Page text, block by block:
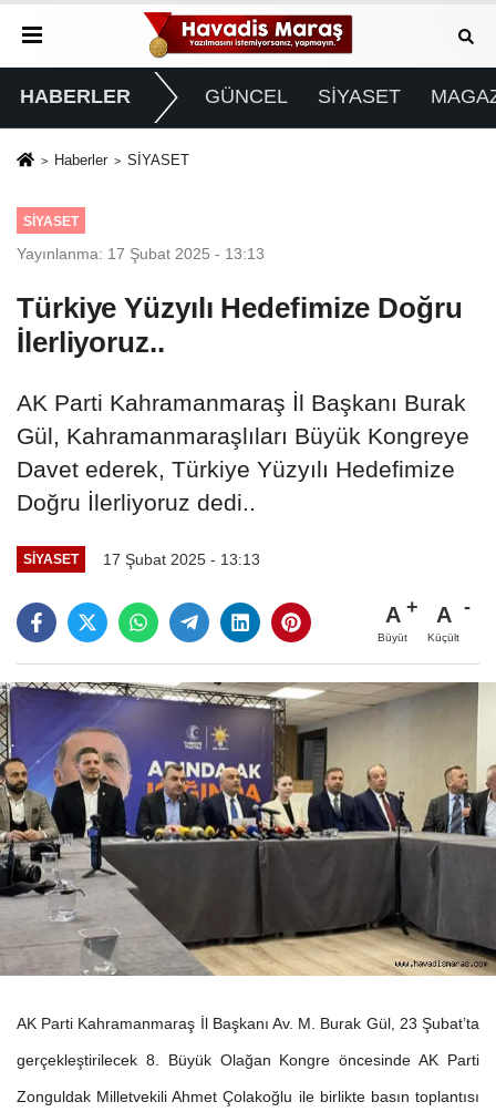
HABERLER GÜNCEL SİYASET
Haberler SİYASET
SİYASET
Yayınlanma: 17 Şubat 2025 - 13:13
Türkiye Yüzyılı Hedefimize Doğru
İlerliyoruz..
AK Parti Kahramanmaraş İl Başkanı Burak
Gül, Kahramanmaraşlıları Büyük Kongreye
Davet ederek, Türkiye Yüzyılı Hedefimize
Doğru İlerliyoruz dedi..
SİYASET 17 Şubat 2025 - 13:13
A
Büyüt
A
Küçült
AK Parti Kahramanmaraş İl Başkanı Av. M. Burak Gül, 23 Şubat’ta
gerçekleştirilecek 8. Büyük Olağan Kongre öncesinde AK Parti
Zonguldak Milletvekili Ahmet Çolakoğlu ile birlikte basın toplantısı